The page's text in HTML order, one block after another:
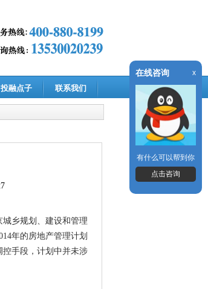
投融点子 联系我们
城乡规划、建设和管理
年的房地产管理计划
手段，计划中并未涉
在线咨询 x
有什么可以帮到你
点击咨询